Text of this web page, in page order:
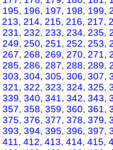
195, 196, 197, 198, 199,
213, 214, 215, 216, 217,
231, 232, 233, 234, 235,
249, 250, 251, 252, 253,
267, 268, 269, 270, 271,
285, 286, 287, 288, 289,
303, 304, 305, 306, 307,
321, 322, 323, 324, 325,
339, 340, 341, 342, 343,
357, 358, 359, 360, 361,
375, 376, 377, 378, 379,
393, 394, 395, 396, 397,
411, 412, 413, 414, 415,